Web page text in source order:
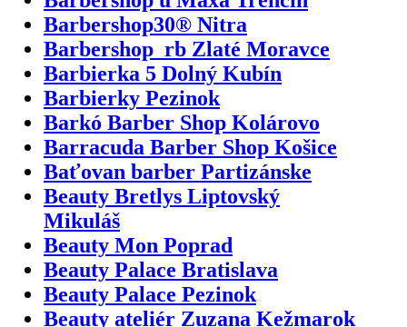
Barbershop30® Nitra
Barbershop_rb Zlaté Moravce
Barbierka 5 Dolný Kubín
Barbierky Pezinok
Barkó Barber Shop Kolárovo
Barracuda Barber Shop Košice
Baťovan barber Partizánske
Beauty Bretlys Liptovský
Mikuláš
Beauty Mon Poprad
Beauty Palace Bratislava
Beauty Palace Pezinok
Beauty ateliér Zuzana Kežmarok